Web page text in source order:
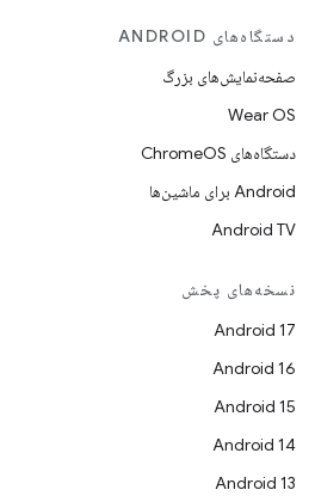
دستگاه‌های ANDROID
صفحه‌نمایش‌های بزرگ
Wear OS
دستگاه‌های ChromeOS
Android برای ماشین‌ها
Android TV
نسخه‌های پخش
Android 17
Android 16
Android 15
Android 14
Android 13